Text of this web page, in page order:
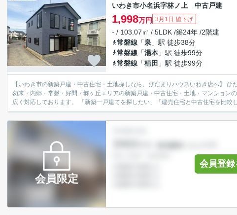
いわき市小名浜字林ノ上 中古戸建
1,998万円 3月1日 値下げ
- / 103.07㎡ / 5LDK /築24年 /2階建
常磐線 「泉 」駅 徒歩38分
常磐線 「湯本 」駅 徒歩99分
常磐線 「植田 」駅 徒歩99分
【いわき市の新築戸建・中古住宅・土地探しなら、ひだまりハウスいわき店へ】 ひだまりハウスいわき店では、いわき市を中心に、平・小名浜・泉・
勿来・内郷・常磐・好間・郷ヶ丘エリアの新築戸建・中古住宅・土地・マンション
広く対応しております。 「新築一戸建てを探したい」「建売住宅と中
会員限定
会員登